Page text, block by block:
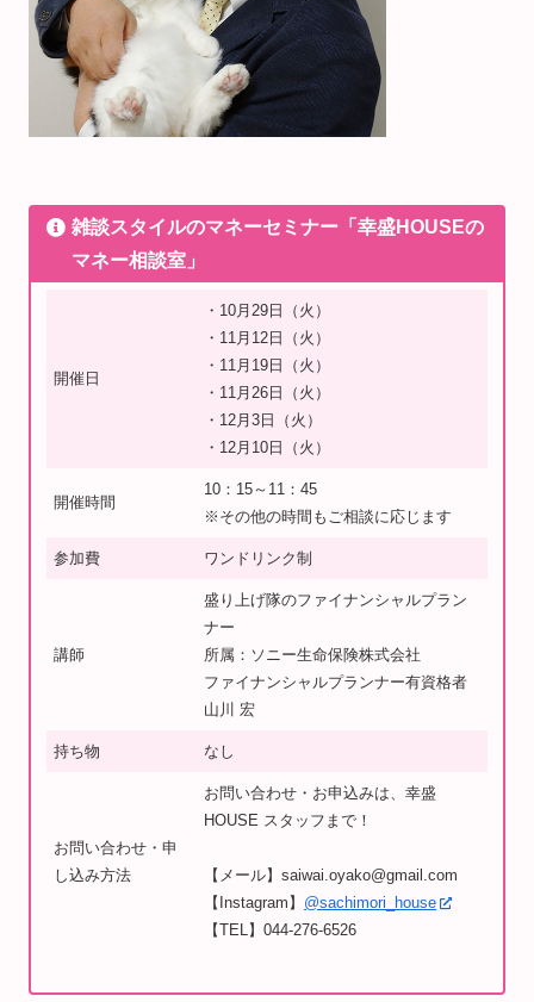
雑談スタイルのマネーセミナー「幸盛HOUSEの
マネー相談室」
開催日
・10月29日（火）
・11月12日（火）
・11月19日（火）
・11月26日（火）
・12月3日（火）
・12月10日（火）
開催時間
10：15～11：45
※その他の時間もご相談に応じます
参加費 ワンドリンク制
講師
盛り上げ隊のファイナンシャルプラン
ナー
所属：ソニー生命保険株式会社
ファイナンシャルプランナー有資格者
山川 宏
持ち物 なし
お問い合わせ・申
し込み方法
お問い合わせ・お申込みは、幸盛
HOUSE スタッフまで！
【メール】saiwai.oyako@gmail.com
【Instagram】 @sachimori_house
【TEL】044-276-6526